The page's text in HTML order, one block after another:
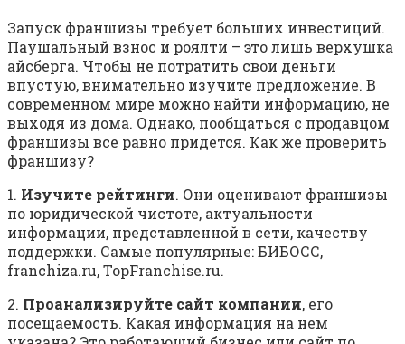
Запуск франшизы требует больших инвестиций.
Паушальный взнос и роялти – это лишь верхушка
айсберга. Чтобы не потратить свои деньги
впустую, внимательно изучите предложение. В
современном мире можно найти информацию, не
выходя из дома. Однако, пообщаться с продавцом
франшизы все равно придется. Как же проверить
франшизу?
1. Изучите рейтинги. Они оценивают франшизы
по юридической чистоте, актуальности
информации, представленной в сети, качеству
поддержки. Самые популярные: БИБОСС,
franchiza.ru, TopFranchise.ru.
2. Проанализируйте сайт компании, его
посещаемость. Какая информация на нем